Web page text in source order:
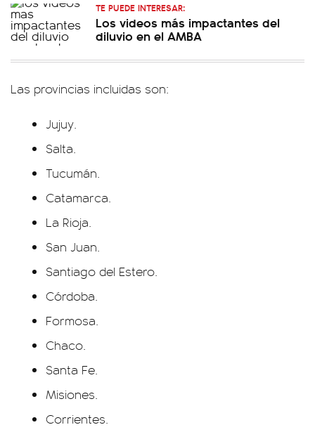
TE PUEDE INTERESAR:
Los videos más impactantes del
diluvio en el AMBA
Las provincias incluidas son:
Jujuy.
Salta.
Tucumán.
Catamarca.
La Rioja.
San Juan.
Santiago del Estero.
Córdoba.
Formosa.
Chaco.
Santa Fe.
Misiones.
Corrientes.